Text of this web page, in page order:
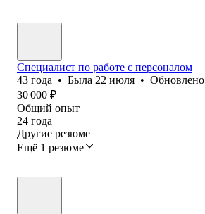
Специалист по работе с персоналом
43 года • Была 22 июля • Обновлено
30 000 ₽
Общий опыт
24 года
Другие резюме
Ещё 1 резюме